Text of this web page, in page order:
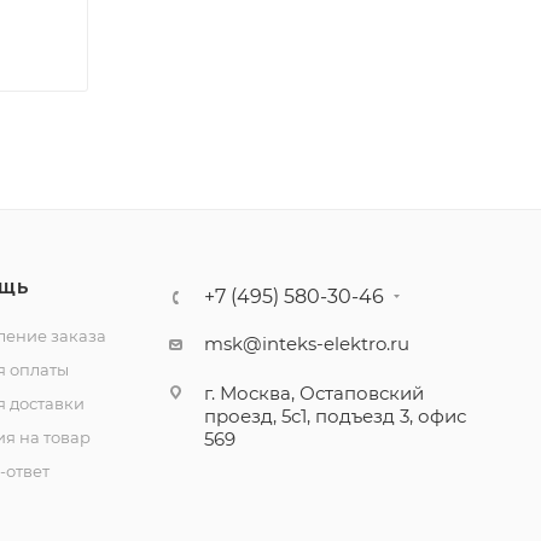
заказа
оплаты
доставки
на товар
+7 (495) 580-30-46
msk@inteks-elektro.ru
г. Москва, Остаповский
проезд, 5с1, подъезд 3, офис
569